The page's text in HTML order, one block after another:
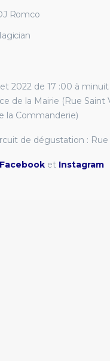
Romco
2022 de 17 :00 à minuit
de la Mairie (Rue
la Commanderie)
de dégustation : Rue
Facebook et Instagram